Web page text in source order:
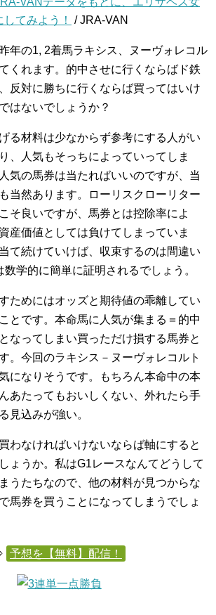
てみよう！
/ JRA-VAN
年の1, 2着馬ラキシス、ヌーヴォレコル
くれます。的中させに行くならばド鉄
反対に勝ちに行くならば買ってはいけ
はないでしょうか？
る材料は少なからず参考にする人がい
、人気もそっちによっていってしま
気の馬券は当たればいいのですが、当
当然あります。ローリスクローリター
そ良いですが、馬券とは控除率によ
産価値としては負けてしまっていま
て続けていけば、収束するのは間違い
学的に簡単に証明されるでしょう。
ためにはオッズと期待値の乖離してい
とです。本命馬に人気が集まる＝的中
なってしまい買っただけ損する馬券と
。今回のラキシス－ヌーヴォレコルト
になりそうです。もちろん本命中の本
あたってもおいしくない、外れたら手
見込みが強い。
わなければいけないならば軸にすると
ょうか。私はG1レースなんてどうして
うたちなので、他の材料が見つからな
馬券を買うことになってしまうでしょ
予想を【無料】配信！